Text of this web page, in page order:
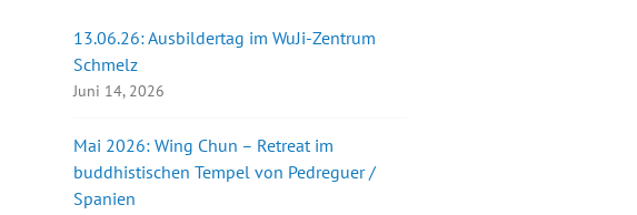
13.06.26: Ausbildertag im WuJi-Zentrum
Schmelz
Juni 14, 2026
Mai 2026: Wing Chun – Retreat im
buddhistischen Tempel von Pedreguer /
Spanien